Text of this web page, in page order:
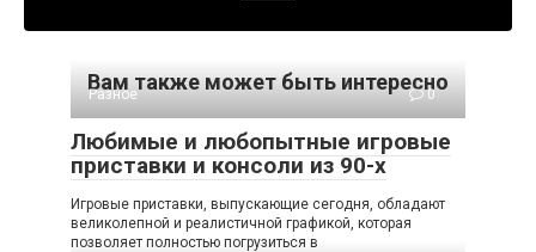
Вам также может быть интересно
Разное 0
Любимые и любопытные игровые
приставки и консоли из 90-х
Игровые приставки, выпускающие сегодня, обладают
великолепной и реалистичной графикой, которая
позволяет полностью погрузиться в